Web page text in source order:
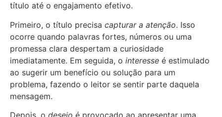
título até o engajamento efetivo.
Primeiro, o título precisa capturar a atenção. Isso
ocorre quando palavras fortes, números ou uma
promessa clara despertam a curiosidade
imediatamente. Em seguida, o interesse é estimulado
ao sugerir um benefício ou solução para um
problema, fazendo o leitor se sentir parte daquela
mensagem.